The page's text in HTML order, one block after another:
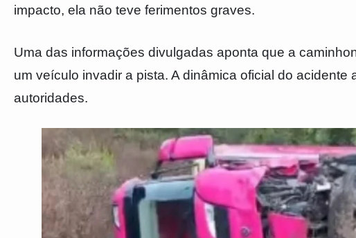
impacto, ela não teve ferimentos graves.
Uma das informações divulgadas aponta que a
um veículo invadir a pista. A dinâmica oficial do acidente
autoridades.